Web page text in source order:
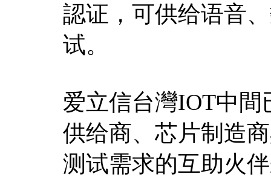
認证，可供给语音
试。
爱立信台灣IOT中間
供给商、芯片制造
测试需求的互助火